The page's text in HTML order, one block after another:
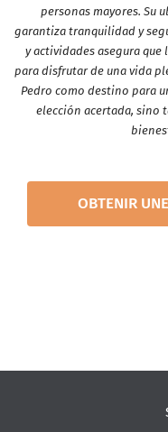
personas mayores. Su
garantiza tranquilidad y
y actividades asegura
para disfrutar de una vida
Pedro como destino para
elección acertada, sino
OBTENIR